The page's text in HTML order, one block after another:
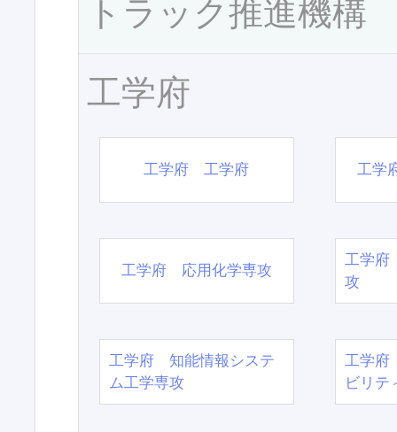
トラック推進機構
工学府
工学府 工学府 工学
工学府 応用化学専攻
工学府
攻
工学府 知能情報システ
ム工学専攻
工学府
ビリテ